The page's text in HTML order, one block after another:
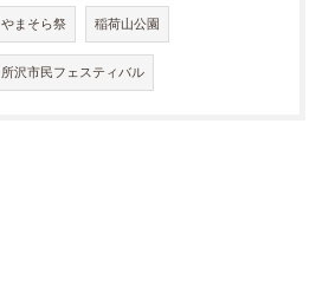
やまそら祭 稲荷山公園
所沢市民フェスティバル